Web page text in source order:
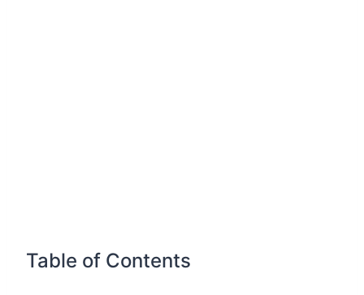
Table of Contents